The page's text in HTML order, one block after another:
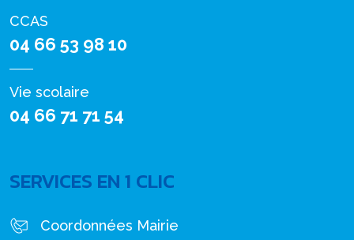
CCAS
04 66 53 98 10
Vie scolaire
04 66 71 71 54
SERVICES EN 1 CLIC
Coordonnées Mairie